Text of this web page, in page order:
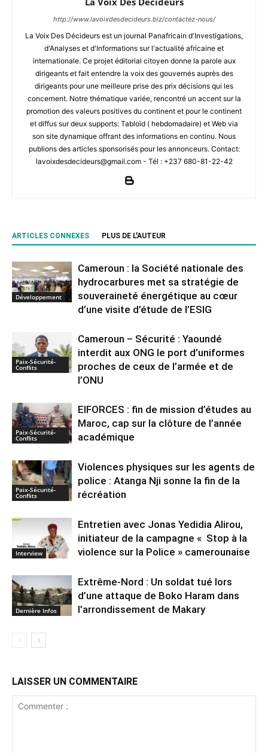
http://www.lavoixdesdecideurs.biz/contactez-nous/
La Voix Des Décideurs est un journal Panafricain d'Investigations,
d'Analyses et d'Informations sur l'actualité africaine et
internationale. Ce projet éditorial citoyen donne la parole aux
dirigeants et fait entendre la voix des gouvernés auprès des
dirigeants pour une meilleure prise des prix décisions qui les
concernent. Notre thématique variée, rencontré un accent sur la
promotion des valeurs positives du continent et pour le continent
et diffus sur deux supports: Tabloïd ( hebdomadaire) et Web via
son site dynamique offrant des informations en continu. Nous
publions des articles sponsorisés pour les annonceurs. Contact:
lavoixdesdecideurs@gmail.com - Tél : +237 680-81-22-42
ARTICLES CONNEXES PLUS DE L'AUTEUR
Développement
Cameroun : la Société nationale des
hydrocarbures met sa stratégie de
souveraineté énergétique au cœur
d’une visite d’étude de l’ESIG
Paix-Sécurité-
Conflits
Cameroun – Sécurité : Yaoundé
interdit aux ONG le port d’uniformes
proches de ceux de l’armée et de
l’ONU
Paix-Sécurité-
Conflits
EIFORCES : fin de mission d’études au
Maroc, cap sur la clôture de l’année
académique
Paix-Sécurité-
Conflits
Violences physiques sur les agents de
police : Atanga Nji sonne la fin de la
récréation
Interview
Entretien avec Jonas Yedidia Alirou,
initiateur de la campagne « Stop à la
violence sur la Police » camerounaise
Dernière Infos
Extrême-Nord : Un soldat tué lors
d’une attaque de Boko Haram dans
l’arrondissement de Makary
LAISSER UN COMMENTAIRE